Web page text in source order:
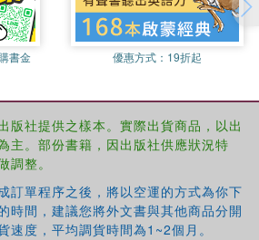
書金 優惠方式： 19折起
版社提供之樣本。實際出貨商品，以出
主。部份書籍，因出版社供應狀況特
調整。
訂單程序之後，將以空運的方式為你下
時間，建議您將外文書與其他商品分開
速度，平均調貨時間為1~2個月。